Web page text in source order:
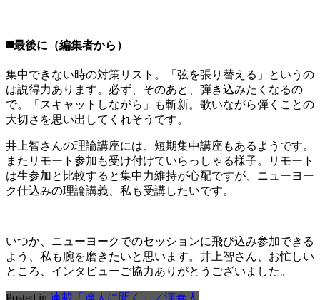
◼️最後に（編集者から）
集中できない時の対策リスト。「弦を張り替える」というの
は説得力あります。必ず、そのあと、弾き込みたくなるの
で。「スキャットしながら」も斬新。歌いながら弾くことの
大切さを思い出してくれそうです。
井上智さんの理論講座には、短期集中講座もあるようです。
またリモート参加も受け付けていらっしゃる様子。リモート
は生参加と比較すると集中力維持が心配ですが、ニューヨー
ク仕込みの理論講義、私も受講したいです。
いつか、ニューヨークでのセッションに飛び込み参加できる
よう、私も腕を磨きたいと思います。井上智さん、お忙しい
ところ、インタビューご協力ありがとうございました。
Posted in 連載「達人に聞く」／演奏人